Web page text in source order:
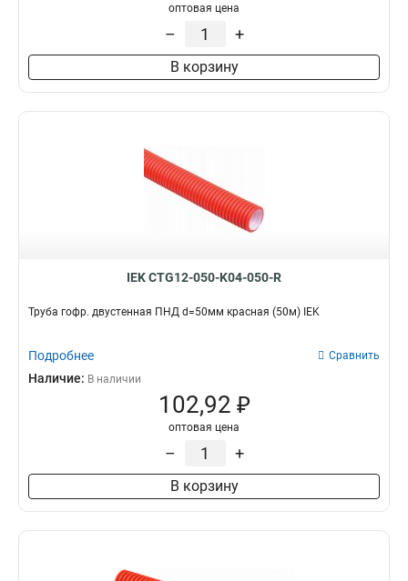
оптовая цена
– +
В корзину
IEK CTG12-050-K04-050-R
Труба гофр. двустенная ПНД d=50мм красная (50м) IEK
Подробнее Сравнить
Наличие: В наличии
102,92 ₽
оптовая цена
– +
В корзину